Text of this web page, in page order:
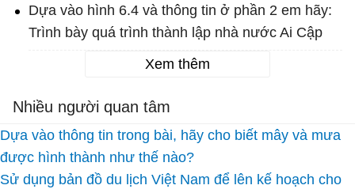
Dựa vào hình 6.4 và thông tin ở phần 2 em hãy:
Trình bày quá trình thành lập nhà nước Ai Cập
Xem thêm
Nhiều người quan tâm
Dựa vào thông tin trong bài, hãy cho biết mây và mưa
được hình thành như thế nào?
Sử dụng bản đồ du lịch Việt Nam để lên kế hoạch cho